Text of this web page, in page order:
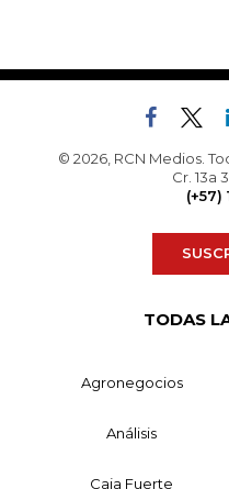
© 2026, RCN Medios.
Cr. 13a
(+57)
TODAS
Agronegocios
Análisis
Caja Fuerte